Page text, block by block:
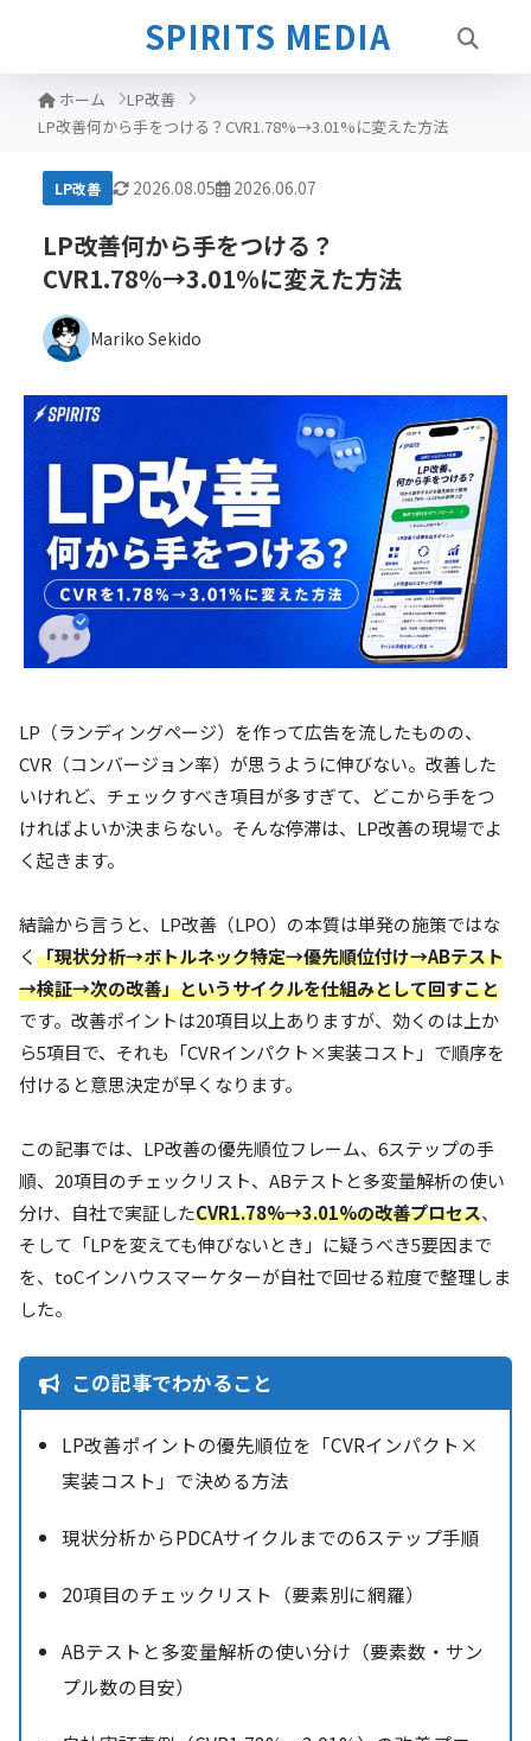
SPIRITS MEDIA
ホーム
LP改善
LP改善何から手をつける？CVR1.78%→3.01%に変えた方法
LP改善 2026.08.05 2026.06.07
LP改善何から手をつける？
CVR1.78%→3.01%に変えた方法
Mariko Sekido
LP（ランディングページ）を作って広告を流したものの、
CVR（コンバージョン率）が思うように伸びない。改善した
いけれど、チェックすべき項目が多すぎて、どこから手をつ
ければよいか決まらない。そんな停滞は、LP改善の現場でよ
く起きます。
結論から言うと、LP改善（LPO）の本質は単発の施策ではな
く「現状分析→ボトルネック特定→優先順位付け→ABテスト
→検証→次の改善」というサイクルを仕組みとして回すこと
です。改善ポイントは20項目以上ありますが、効くのは上か
ら5項目で、それも「CVRインパクト×実装コスト」で順序を
付けると意思決定が早くなります。
この記事では、LP改善の優先順位フレーム、6ステップの手
順、20項目のチェックリスト、ABテストと多変量解析の使い
分け、自社で実証したCVR1.78%→3.01%の改善プロセス、
そして「LPを変えても伸びないとき」に疑うべき5要因まで
を、toCインハウスマーケターが自社で回せる粒度で整理しま
した。
この記事でわかること
LP改善ポイントの優先順位を「CVRインパクト×
実装コスト」で決める方法
現状分析からPDCAサイクルまでの6ステップ手順
20項目のチェックリスト（要素別に網羅）
ABテストと多変量解析の使い分け（要素数・サン
プル数の目安）